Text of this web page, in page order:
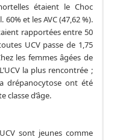
étaient le Choc
60% et les AVC (47,62 %).
rapportées entre 50
UCV passe de 1,75
les femmes âgées de
la plus rencontrée ;
drépanocytose ont été
classe d’âge.
sont jeunes comme